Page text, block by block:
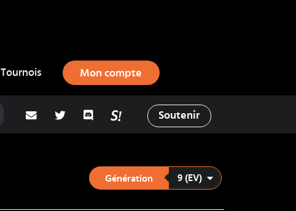
Tournois Mon compte
adresse email
Twitter DiscordLa Salty Room sur Pokémon
Soutenir
Génération 9 (EV)